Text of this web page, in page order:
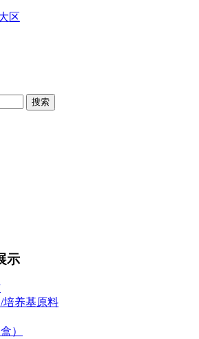
区
示
培养基原料
）